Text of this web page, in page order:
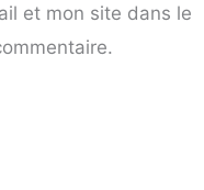
et mon site dans le